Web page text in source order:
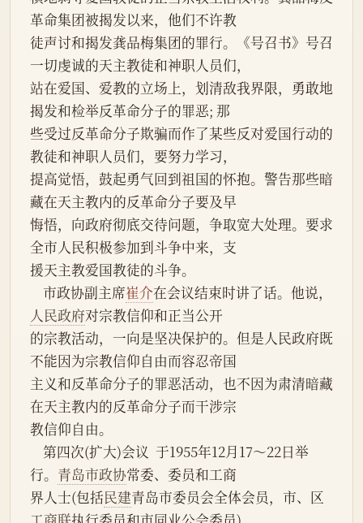
革命集团被揭发以来，他们不许教
徒声讨和揭发龚品梅集团的罪行。《号召书》号召
一切虔诚的天主教徒和神职人员们，
站在爱国、爱教的立场上，划清敌我界限，勇敢地
揭发和检举反革命分子的罪恶; 那
些受过反革命分子欺骗而作了某些反对爱国行动的
教徒和神职人员们，要努力学习，
提高觉悟，鼓起勇气回到祖国的怀抱。警告那些暗
藏在天主教内的反革命分子要及早
悔悟，向政府彻底交待问题，争取宽大处理。要求
全市人民积极参加到斗争中来，支
援天主教爱国教徒的斗争。
    市政协副主席
崔介在会议结束时讲了话。他说，
人民政府对宗教信仰和正当公开
的宗教活动，一向是坚决保护的。但是人民政府既
不能因为宗教信仰自由而容忍帝国
主义和反革命分子的罪恶活动，也不因为肃清暗藏
在天主教内的反革命分子而干涉宗
教信仰自由。
行。 青岛市政协常委、委员和工商
界人士(包括民建青岛市委员会全体会员，市、区